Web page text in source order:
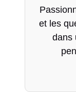
et les
dans